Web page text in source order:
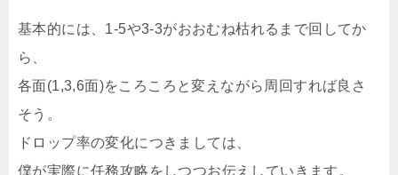
基本的には、1-5や3-3がおおむね枯れるまで回してか
ら、
各面(1,3,6面)をころころと変えながら周回すれば良さ
そう。
ドロップ率の変化につきましては、
僕が実際に任務攻略をしつつお伝えしていきます。